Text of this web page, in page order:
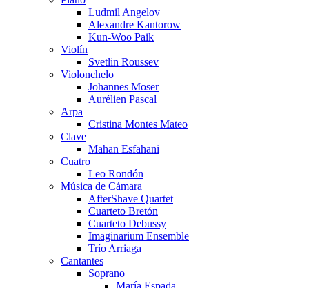
Ludmil Angelov
Alexandre Kantorow
Kun-Woo Paik
Violín
Svetlin Roussev
Violonchelo
Johannes Moser
Aurélien Pascal
Arpa
Cristina Montes Mateo
Clave
Mahan Esfahani
Cuatro
Leo Rondón
Música de Cámara
AfterShave Quartet
Cuarteto Bretón
Cuarteto Debussy
Imaginarium Ensemble
Trío Arriaga
Cantantes
Soprano
María Espada